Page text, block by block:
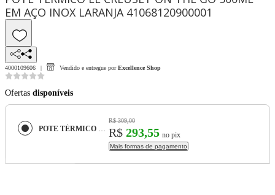
EM AÇO INOX LARANJA 41068120900001
4000109606 Vendido e entregue por Excellence Shop
Ofertas disponíveis
POTE TÉRMICO LE CREUSET ON THE GO 500ML EM AÇO INOX LARANJA 41068120900001
R$ 309,00
R$ 293,55 no pix
Mais formas de pagamento